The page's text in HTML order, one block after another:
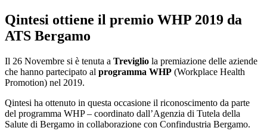
Qintesi ottiene il premio WHP 2019 da
ATS Bergamo
Il 26 Novembre si è tenuta a Treviglio la premiazione delle aziende
che hanno partecipato al programma WHP (Workplace Health
Promotion) nel 2019.
Qintesi ha ottenuto in questa occasione il riconoscimento da parte
del programma WHP – coordinato dall’Agenzia di Tutela della
Salute di Bergamo in collaborazione con Confindustria Bergamo.